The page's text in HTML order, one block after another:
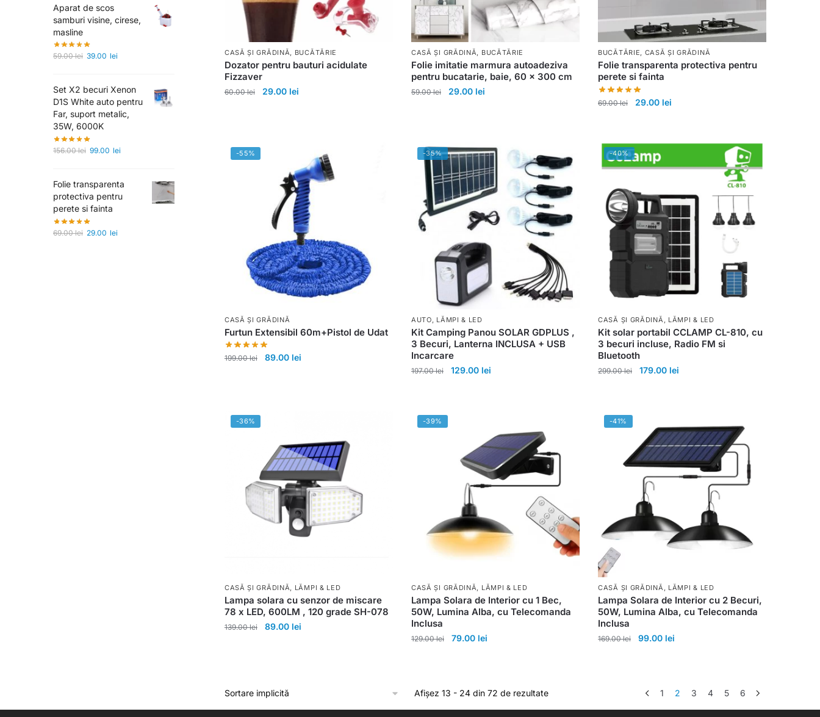
CASĂ ȘI GRĂDINĂ, BUCĂTĂRIE
Dozator pentru bauturi acidulate
Fizzaver
60.00lei 29.00 lei
CASĂ ȘI GRĂDINĂ, BUCĂTĂRIE
Folie imitatie marmura autoadeziva
pentru bucatarie, baie, 60 x 300 cm
59.00lei 29.00 lei
BUCĂTĂRIE, CASĂ ȘI GRĂDINĂ
Folie transparenta protectiva pentru
perete si fainta
69.00lei 29.00 lei
-55%
CASĂ ȘI GRĂDINĂ
Furtun Extensibil 60m+Pistol de Udat
199.00lei 89.00 lei
-35%
AUTO LĂMPI & LED
Kit Camping Panou SOLAR GDPLUS ,
3 Becuri, Lanterna INCLUSA + USB
Incarcare
197.00lei 129.00 lei
-40%
CASĂ ȘI GRĂDINĂ LĂMPI & LED
Kit solar portabil CCLAMP CL-810, cu
3 becuri incluse, Radio FM si
Bluetooth
299.00lei 179.00 lei
-36%
CASĂ ȘI GRĂDINĂ LĂMPI & LED
Lampa solara cu senzor de miscare
78 x LED, 600LM , 120 grade SH-078
139.00lei 89.00 lei
-39%
CASĂ ȘI GRĂDINĂ LĂMPI & LED
Lampa Solara de Interior cu 1 Bec,
50W, Lumina Alba, cu Telecomanda
Inclusa
129.00lei 79.00 lei
-41%
CASĂ ȘI GRĂDINĂ LĂMPI & LED
Lampa Solara de Interior cu 2 Becuri,
50W, Lumina Alba, cu Telecomanda
Inclusa
169.00lei 99.00 lei
Afișez 13 - 24 din 72 de rezultate 1 2 3 4 5 6
Aparat de scos
samburi visine, cirese,
masline
59.00lei 39.00 lei
Set X2 becuri Xenon
D1S White auto pentru
Far, suport metalic,
35W, 6000K
156.00lei 99.00 lei
Folie transparenta
protectiva pentru
perete si fainta
69.00lei 29.00 lei